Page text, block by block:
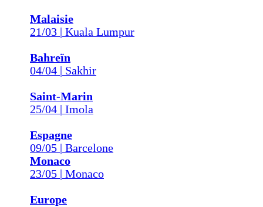
Malaisie
21/03 | Kuala Lumpur
Bahreïn
04/04 | Sakhir
Saint-Marin
25/04 | Imola
Espagne
09/05 | Barcelone
Monaco
23/05 | Monaco
Europe